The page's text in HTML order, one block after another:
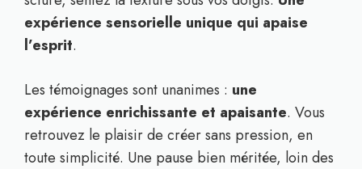
expérience sensorielle unique qui apaise
l’esprit.
Les témoignages sont unanimes : une
expérience enrichissante et apaisante. Vous
retrouvez le plaisir de créer sans pression, en
toute simplicité. Une pause bien méritée, loin des